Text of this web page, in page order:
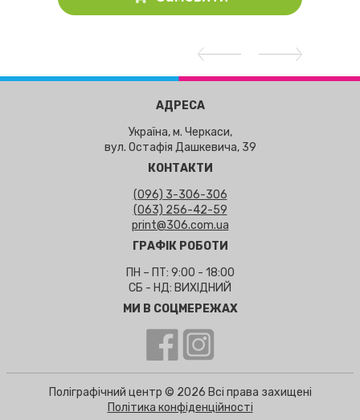
АДРЕСА
Україна, м. Черкаси,
вул. Остафія Дашкевича, 39
КОНТАКТИ
(096) 3-306-306
(063) 256-42-59
print@306.com.ua
ГРАФІК РОБОТИ
ПН – ПТ: 9:00 - 18:00
СБ - НД: ВИХІДНИЙ
МИ В СОЦМЕРЕЖАХ
Поліграфічний центр © 2026 Всі права захищені
Політика конфіденційності